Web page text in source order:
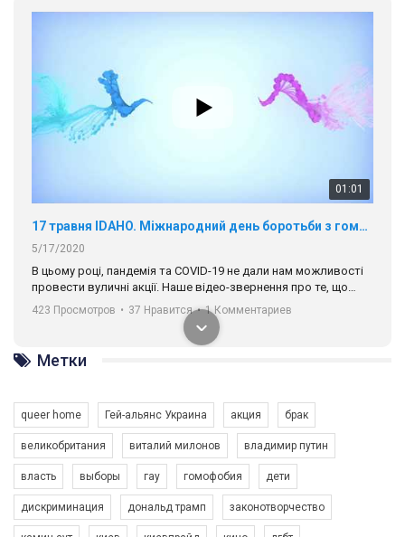
01:01
17 травня IDAHO. Міжнародний день боротьби з гомофобією трансфобією і біфобія.
5/17/2020
В цьому році, пандемія та COVІD-19 не дали нам можливості
провести вуличні акції. Наше відео-звернення про те, що
навіть коли ми у різних містах та не можемо зустрінеться, ми
разом. Ми закликаємо всіх хто поділяє цінності рівності та
солідарності, приєднатися до нас. Регіональні підрозділи
ГАУ є в 16 областях України.
Разом наш голос лунає гучніше!
423 Просмотров • 37 Нравится • 1 Комментариев
Метки
queer home Гей-альянс Украина акция брак
великобритания виталий милонов владимир путин
власть выборы гау гомофобия дети
дискриминация дональд трамп законотворчество